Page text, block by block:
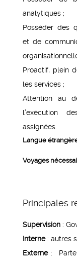
analytiques ;
Posséder des
et de
Proactif, plein
les services ;
Attention au
l’exécution
assignées.
Langue
Voyages
Principales
Supervision :
Interne: autres
Externe: